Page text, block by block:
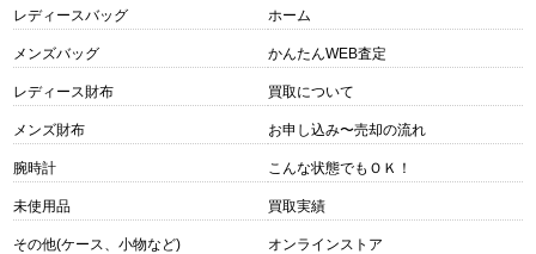
レディースバッグ
メンズバッグ
レディース財布
メンズ財布
腕時計
未使用品
その他(ケース、小物など)
ホーム
かんたんWEB査定
買取について
お申し込み〜売却の流れ
こんな状態でもＯＫ！
買取実績
オンラインストア